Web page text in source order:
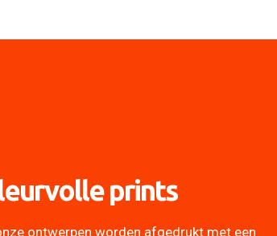
prints
ontwerpen worden afgedrukt met een